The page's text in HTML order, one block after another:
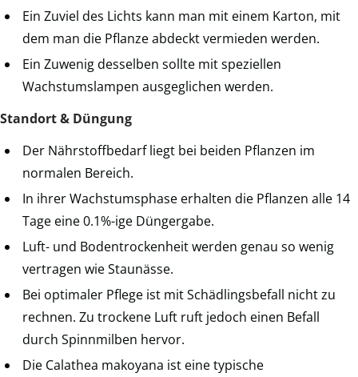
Ein Zuviel des Lichts kann man mit einem Karton, mit
dem man die Pflanze abdeckt vermieden werden.
Ein Zuwenig desselben sollte mit speziellen
Wachstumslampen ausgeglichen werden.
Standort & Düngung
Der Nährstoffbedarf liegt bei beiden Pflanzen im
normalen Bereich.
In ihrer Wachstumsphase erhalten die Pflanzen alle 14
Tage eine 0.1%-ige Düngergabe.
Luft- und Bodentrockenheit werden genau so wenig
vertragen wie Staunässe.
Bei optimaler Pflege ist mit Schädlingsbefall nicht zu
rechnen. Zu trockene Luft ruft jedoch einen Befall
durch Spinnmilben hervor.
Die Calathea makoyana ist eine typische